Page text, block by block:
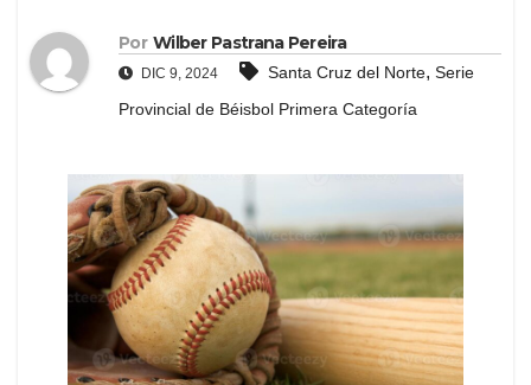
Por Wilber Pastrana Pereira
DIC 9, 2024 Santa Cruz del Norte, Serie
Provincial de Béisbol Primera Categoría